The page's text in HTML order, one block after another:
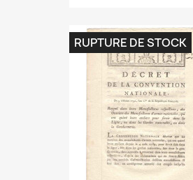
RUPTURE DE STOCK